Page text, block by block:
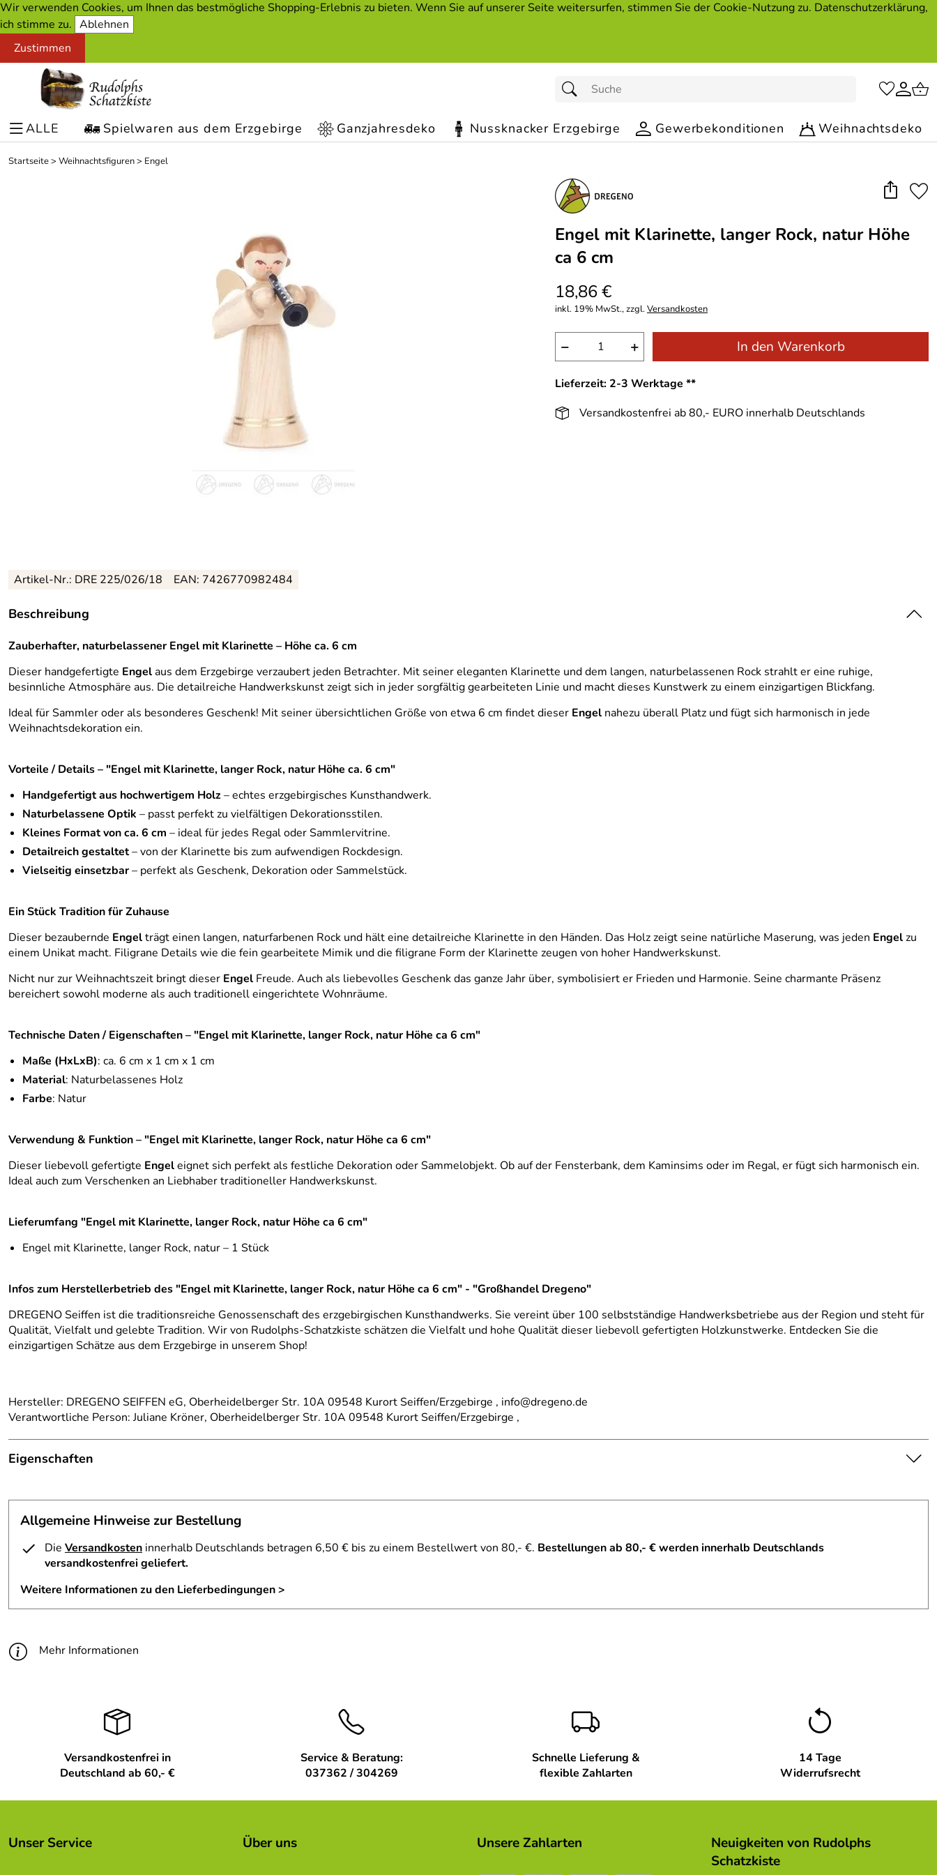
Wir verwenden Cookies, um Ihnen das bestmögliche Shopping-Erlebnis zu bieten. Wenn Sie auf unserer Seite weitersurfen, stimmen Sie der Cookie-Nutzung zu. Datenschutzerklärung,
ich stimme zu. Ablehnen
Zustimmen
ALLE Spielwaren aus dem Erzgebirge Ganzjahresdeko Nussknacker Erzgebirge Gewerbekonditionen Weihnachtsdeko
Startseite> Weihnachtsfiguren> Engel
Engel mit Klarinette, langer Rock, natur Höhe
ca 6 cm
18,86 €
inkl. 19% MwSt., zzgl.Versandkosten
− + In den Warenkorb
Lieferzeit: 2-3 Werktage **
Versandkostenfrei ab 80,- EURO innerhalb Deutschlands
Artikel-Nr.: DRE 225/026/18 EAN: 7426770982484
Beschreibung
Zauberhafter, naturbelassener Engel mit Klarinette – Höhe ca. 6 cm
Dieser handgefertigte Engelaus dem Erzgebirge verzaubert jeden Betrachter. Mit seiner eleganten Klarinette und dem langen, naturbelassenen Rock strahlt er eine ruhige,
besinnliche Atmosphäre aus. Die detailreiche Handwerkskunst zeigt sich in jeder sorgfältig gearbeiteten Linie und macht dieses Kunstwerk zu einem einzigartigen Blickfang.
Ideal für Sammler oder als besonderes Geschenk! Mit seiner übersichtlichen Größe von etwa 6 cm findet dieser Engel nahezu überall Platz und fügt sich harmonisch in jede
Weihnachtsdekoration ein.
Vorteile / Details – "Engel mit Klarinette, langer Rock, natur Höhe ca. 6 cm"
Handgefertigt aus hochwertigem Holz– echtes erzgebirgisches Kunsthandwerk.
Naturbelassene Optik – passt perfekt zu vielfältigen Dekorationsstilen.
Kleines Format von ca. 6 cm – ideal für jedes Regal oder Sammlervitrine.
Detailreich gestaltet– von der Klarinette bis zum aufwendigen Rockdesign.
Vielseitig einsetzbar– perfekt als Geschenk, Dekoration oder Sammelstück.
Ein Stück Tradition für Zuhause
Dieser bezaubernde Engelträgt einen langen, naturfarbenen Rock und hält eine detailreiche Klarinette in den Händen. Das Holz zeigt seine natürliche Maserung, was jeden Engelzu
einem Unikat macht. Filigrane Details wie die fein gearbeitete Mimik und die filigrane Form der Klarinette zeugen von hoher Handwerkskunst.
Nicht nur zur Weihnachtszeit bringt dieser Engel Freude. Auch als liebevolles Geschenk das ganze Jahr über, symbolisiert er Frieden und Harmonie. Seine charmante Präsenz
bereichert sowohl moderne als auch traditionell eingerichtete Wohnräume.
Technische Daten / Eigenschaften – "Engel mit Klarinette, langer Rock, natur Höhe ca 6 cm"
Maße (HxLxB): ca. 6 cm x 1 cm x 1 cm
Material: Naturbelassenes Holz
Farbe: Natur
Verwendung & Funktion – "Engel mit Klarinette, langer Rock, natur Höhe ca 6 cm"
Dieser liebevoll gefertigte Engeleignet sich perfekt als festliche Dekoration oder Sammelobjekt. Ob auf der Fensterbank, dem Kaminsims oder im Regal, er fügt sich harmonisch ein.
Ideal auch zum Verschenken an Liebhaber traditioneller Handwerkskunst.
Lieferumfang "Engel mit Klarinette, langer Rock, natur Höhe ca 6 cm"
Engel mit Klarinette, langer Rock, natur – 1 Stück
Infos zum Herstellerbetrieb des "Engel mit Klarinette, langer Rock, natur Höhe ca 6 cm" - "Großhandel Dregeno"
DREGENO Seiffen ist die traditionsreiche Genossenschaft des erzgebirgischen Kunsthandwerks. Sie vereint über 100 selbstständige Handwerksbetriebe aus der Region und steht für
Qualität, Vielfalt und gelebte Tradition. Wir von Rudolphs-Schatzkiste schätzen die Vielfalt und hohe Qualität dieser liebevoll gefertigten Holzkunstwerke. Entdecken Sie die
einzigartigen Schätze aus dem Erzgebirge in unserem Shop!
Hersteller: DREGENO SEIFFEN eG, Oberheidelberger Str. 10A 09548 Kurort Seiffen/Erzgebirge , info@dregeno.de
Verantwortliche Person: Juliane Kröner, Oberheidelberger Str. 10A 09548 Kurort Seiffen/Erzgebirge ,
Eigenschaften
Hersteller:
Großhandel Dregeno
Produktart:
Engel
Gewicht in kg Artikel ohne vp:
0.025
Allgemeine Hinweise zur Bestellung
Die Versandkosten innerhalb Deutschlands betragen 6,50 € bis zu einem Bestellwert von 80,- €. Bestellungen ab 80,- € werden innerhalb Deutschlands
versandkostenfrei geliefert.
Weitere Informationen zu den Lieferbedingungen >
Mehr Informationen
Versandkostenfrei in
Deutschland ab 60,- €
Service & Beratung:
037362 / 304269
Schnelle Lieferung &
flexible Zahlarten
14 Tage
Widerrufsrecht
Unser Service Über uns Unsere Zahlarten
Neuigkeiten von Rudolphs
Schatzkiste